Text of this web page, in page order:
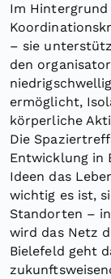
Im
– sie
den
ermöglicht,
körperliche
Die
Entwicklung in
Ideen das
wichtig es ist,
Standorten –
wird das Netz
Bielefeld geht